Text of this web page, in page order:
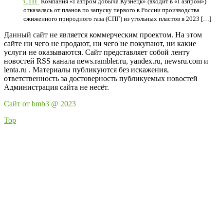
отказалась от планов по запуску первого в России производства
сжиженного природного газа (СПГ) из угольных пластов в 2023 […]
Данный сайт не является коммерческим проектом. На этом
сайте ни чего не продают, ни чего не покупают, ни какие
услуги не оказываются. Сайт представляет собой ленту
новостей RSS канала news.rambler.ru, yandex.ru, newsru.com и
lenta.ru . Материалы публикуются без искажения,
ответственность за достоверность публикуемых новостей
Администрация сайта не несёт.
Сайт от bmb3 @ 2023
Top